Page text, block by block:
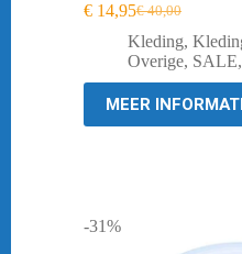
€40,00
Oorspronkelijke
prijs
was:
€ 40,00.
€ 14,95Huidige
prijs
is:
€ 14,95.
Kleding,
Overige, SALE,
MEER
-31%